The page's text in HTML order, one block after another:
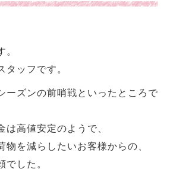
ッフです。
ーズンの前哨戦といったところで
高値安定のようで、
を減らしたいお客様からの、
した。